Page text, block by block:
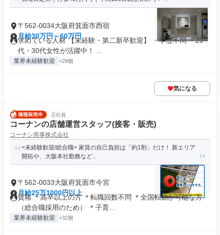
〒562-0034大阪府箕面市西宿
月給30万円～60万円
求めている人材 【未経験・第二新卒歓迎】 ・学歴不問 ・20
代・30代女性が活躍中！ ...
業界未経験歓迎 +29個
気になる
正社員
コーナンの店舗運営スタッフ(接客・販売)
コーナン商事株式会社
<未経験歓迎/総合職> 家賃の自己負担は「約1割」だけ！ 新エリア
開拓や、大阪本社勤務など...
〒562-0033大阪府箕面市今宮
月給25万1000円以上
資格 ＊高卒以上の方 ＊転職回数不問 ＊全国転勤が可能な方
（総合職採用のため） ＊子育...
業界未経験歓迎 +32個